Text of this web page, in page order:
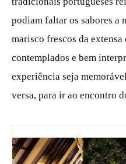
podiam faltar os sabores a
marisco frescos da extensa
contemplados e bem
experiência seja
versa, para ir ao encontro